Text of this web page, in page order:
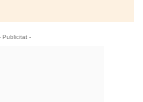
Publicitat -